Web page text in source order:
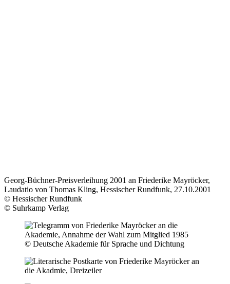
Georg-Büchner-Preisverleihung 2001 an Friederike Mayröcker,
Laudatio von Thomas Kling, Hessischer Rundfunk, 27.10.2001
© Hessischer Rundfunk
© Suhrkamp Verlag
© Deutsche Akademie für Sprache und Dichtung